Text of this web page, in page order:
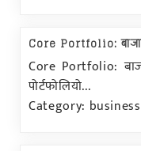
Core Portfolio:
Core Portfolio:
पोर्टफोलियो...
Category: business